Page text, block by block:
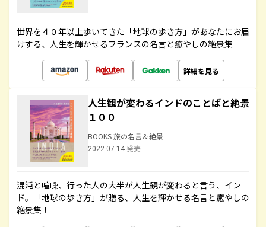
世界を４０年以上歩いてきた「地球の歩き方」があなたにお届
けする、人生を輝かせるフランスの名言と癒やしの絶景集
詳細を見る
人生観が変わるインドのことばと絶景
１００
BOOKS 旅の名言＆絶景
2022.07.14 発売
混沌と喧噪、行った人の大半が人生観が変わると言う、イン
ド。「地球の歩き方」が贈る、人生を輝かせる名言と癒やしの
絶景集！